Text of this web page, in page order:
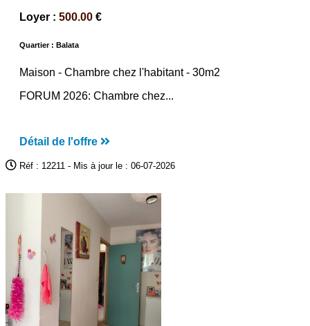
Loyer : 500.00 €
Quartier : Balata
Maison - Chambre chez l'habitant- 30m2
FORUM 2026: Chambre chez...
Détail de l'offre
Réf : 12211 - Mis à jour le : 06-07-2026